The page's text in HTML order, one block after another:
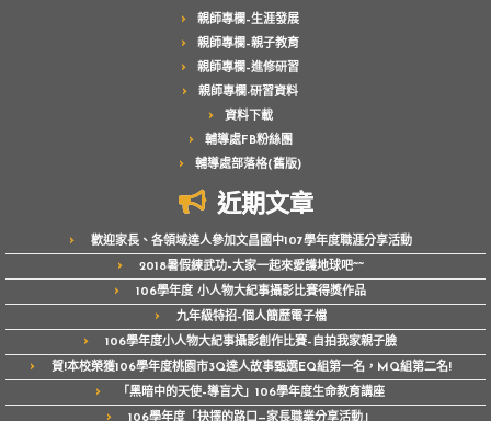
親師專欄–生涯發展
親師專欄–親子教育
親師專欄–進修研習
親師專欄-研習資料
資料下載
輔導處FB粉絲團
輔導處部落格(舊版)
近期文章
歡迎家長、各領域達人參加文昌國中107學年度職涯分享活動
2018暑假練武功–大家一起來愛護地球吧~~
106學年度 小人物大紀事攝影比賽得獎作品
九年級特招–個人簡歷電子檔
106學年度小人物大紀事攝影創作比賽–自拍我家親子臉
賀!本校榮獲106學年度桃園市3Q達人故事甄選EQ組第一名，MQ組第二名!
「黑暗中的天使–導盲犬」106學年度生命教育講座
106學年度「抉擇的路口—家長職業分享活動」